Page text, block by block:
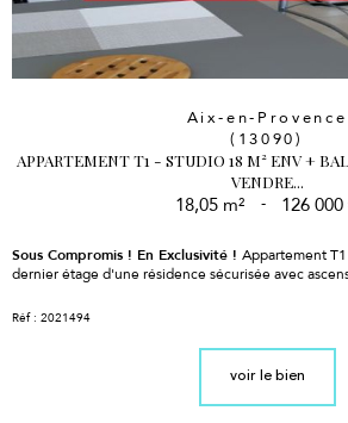
Aix-en-Provence
(13090)
APPARTEMENT T1 - STUDIO 18 M² ENV +
VENDRE...
18,05 m² - 126 000
Sous Compromis ! En Exclusivité ! Appartement
dernier étage d'une résidence sécurisée avec
Réf : 2021494
voir le bien